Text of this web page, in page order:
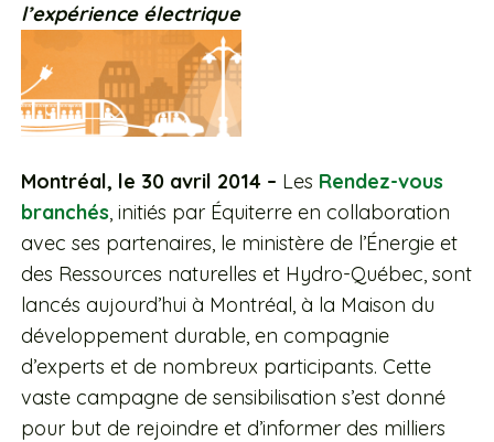
l’expérience électrique
Montréal, le 30 avril 2014 – Les Rendez-vous
branchés, initiés par Équiterre en collaboration
avec ses partenaires, le ministère de l’Énergie et
des Ressources naturelles et Hydro-Québec, sont
lancés aujourd’hui à Montréal, à la Maison du
développement durable, en compagnie
d’experts et de nombreux participants. Cette
vaste campagne de sensibilisation s’est donné
pour but de rejoindre et d’informer des milliers